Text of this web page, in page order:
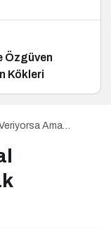
Özgüven
Kökleri
Ama